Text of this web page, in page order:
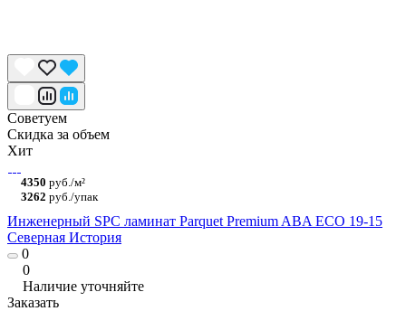
Советуем
Скидка за объем
Хит
4350 руб./м²
3262 руб./упак
Инженерный SPC ламинат Parquet Premium ABA ECO 19-15
Северная История
0
0
Наличие уточняйте
Заказать